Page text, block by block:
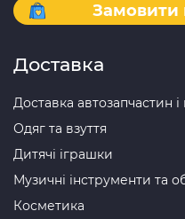
Замовити
Доставка
Доставка автозапчастин
Одяг та взуття
Дитячі іграшки
Музичні інструменти та
Косметика